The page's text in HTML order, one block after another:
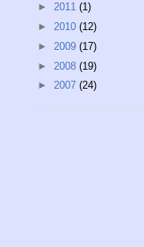
► 2011 (1)
► 2010 (12)
► 2009 (17)
► 2008 (19)
► 2007 (24)